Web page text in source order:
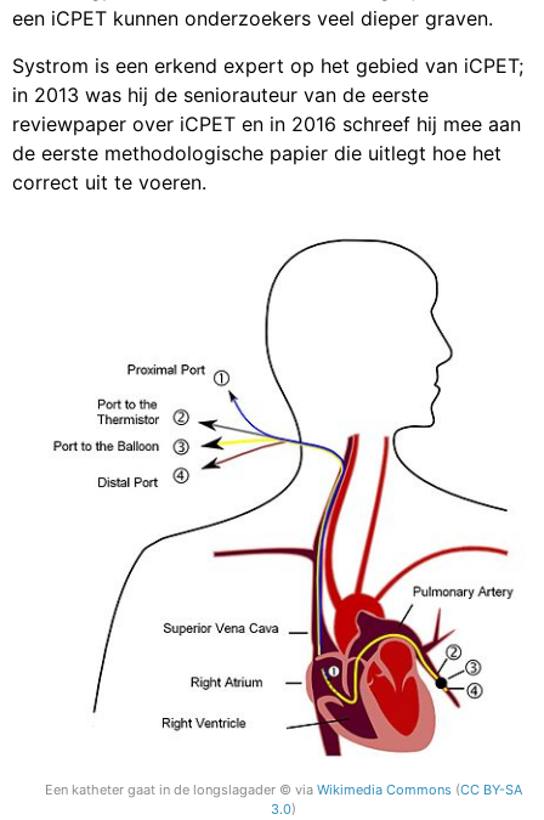
een iCPET kunnen onderzoekers veel dieper graven.
Systrom is een erkend expert op het gebied van iCPET;
in 2013 was hij de seniorauteur van de eerste
reviewpaper over iCPET en in 2016 schreef hij mee aan
de eerste methodologische papier die uitlegt hoe het
correct uit te voeren.
Een katheter gaat in de longslagader © via Wikimedia Commons (CC BY-SA
3.0)